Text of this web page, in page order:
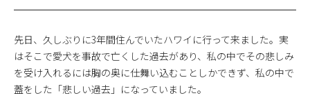
先日、久しぶりに3年間住んでいたハワイに行って来ました。実
はそこで愛犬を事故で亡くした過去があり、私の中でその悲しみ
を受け入れるには胸の奥に仕舞い込むことしかできず、私の中で
蓋をした「悲しい過去」になっていました。